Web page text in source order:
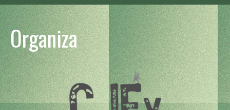
Organiza